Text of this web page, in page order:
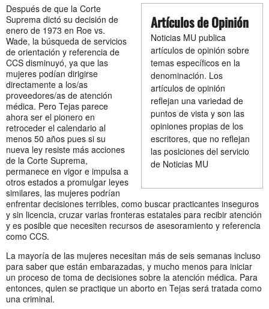
Artículos de Opinión
Noticias MU publica
artículos de opinión sobre
temas específicos en la
denominación. Los
artículos de opinión
reflejan una variedad de
puntos de vista y son las
opiniones propias de los
escritores, que no reflejan
las posiciones del servicio
de Noticias MU
Después de que la Corte
Suprema dictó su decisión de
enero de 1973 en Roe vs.
Wade, la búsqueda de servicios
de orientación y referencia de
CCS disminuyó, ya que las
mujeres podían dirigirse
directamente a los/as
proveedores/as de atención
médica. Pero Tejas parece
ahora ser el pionero en
retroceder el calendario al
menos 50 años pues si su
nueva ley resiste más acciones
de la Corte Suprema,
permanece en vigor e impulsa a
otros estados a promulgar leyes
similares, las mujeres podrían
enfrentar decisiones terribles, como buscar practicantes inseguros
y sin licencia, cruzar varias fronteras estatales para recibir atención
y es posible que necesiten recursos de asesoramiento y referencia
como CCS.
La mayoría de las mujeres necesitan más de seis semanas incluso
para saber que están embarazadas, y mucho menos para iniciar
un proceso de toma de decisiones sobre la atención médica. Para
entonces, quien se practique un aborto en Tejas será tratada como
una criminal.